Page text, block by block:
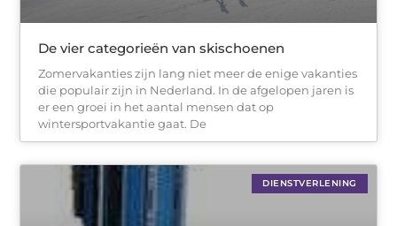
De vier categorieën van skischoenen
Zomervakanties zijn lang niet meer de enige vakanties
die populair zijn in Nederland. In de afgelopen jaren is
er een groei in het aantal mensen dat op
wintersportvakantie gaat. De
DIENSTVERLENING